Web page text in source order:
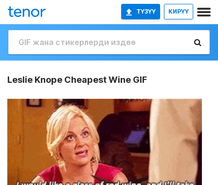
ТҮЗҮҮ КИРҮҮ
Leslie Knope Cheapest Wine GIF